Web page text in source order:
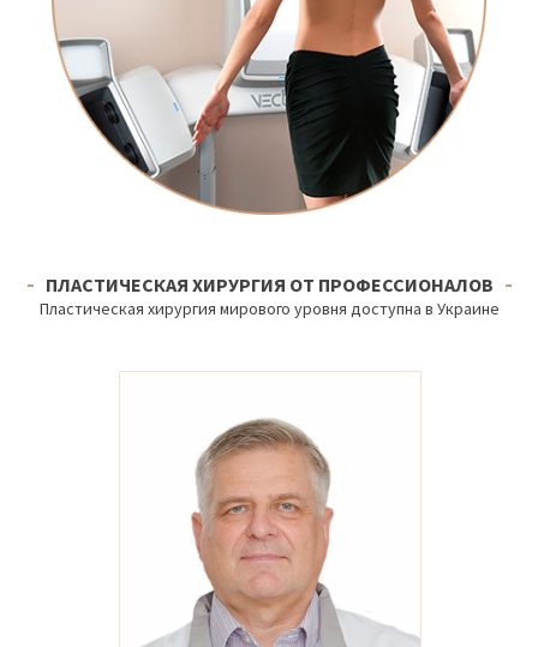
ПЛАСТИЧЕСКАЯ ХИРУРГИЯ ОТ ПРОФЕССИОНАЛОВ
Пластическая хирургия мирового уровня доступна в Украине